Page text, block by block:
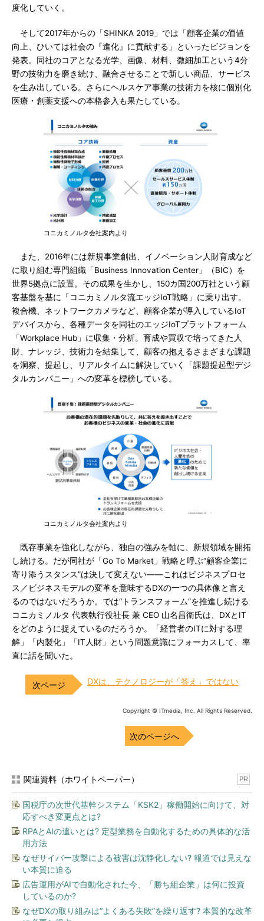
度化していく。
そして2017年からの「SHINKA 2019」では「顧客企業の価値
向上、ひいては社会の『進化』に貢献する」といったビジョンを
発表。同社のコアとなる光学、画像、材料、微細加工という4分
野の技術力を磨き続け、融合させることで新しい商品、サービス
を生み出している。さらにヘルスケア事業の技術力を核に個別化
医療・創薬支援への本格参入も果たしている。
コニカミノルタ会社案内より
また、2016年には新規事業創出、イノベーション人財育成など
に取り組む専門組織「Business Innovation Center」（BIC）を
世界5拠点に設置。その成果を生かし、150カ国200万社という顧
客基盤を基に「コニカミノルタ流エッジIoT戦略」に乗り出す。
複合機、ネットワークカメラなど、顧客企業が導入しているIoT
デバイスから、各種データを同社のエッジIoTプラットフォーム
「Workplace Hub」に収集・分析。育成や買収で培ってきた人
財、ナレッジ、技術力を結集して、顧客の抱えるさまざまな課題
を洞察、提起し、リアルタイムに解決していく「課題提起型デジ
タルカンパニー」への変革を標榜している。
コニカミノルタ会社案内より
既存事業を強化しながら、独自の強みを軸に、新規領域を開拓
し続ける。だが同社が「Go To Market」戦略と呼ぶ“顧客企業に
寄り添うスタンス”は決して変えない――これはビジネスプロセ
ス／ビジネスモデルの変革を意味するDXの一つの具体像と言え
るのではないだろうか。では“トランスフォーム”を推進し続ける
コニカミノルタ 代表執行役社長 兼 CEO 山名昌衛氏は、DXとIT
をどのように捉えているのだろうか。「経営者のITに対する理
解」「内製化」「IT人財」という問題意識にフォーカスして、率
直に話を聞いた。
DXは、テクノロジーが「答え」ではない
Copyright © ITmedia, Inc. All Rights Reserved.
次のページへ
関連資料（ホワイトペーパー） PR
国税庁の次世代基幹システム「KSK2」稼働開始に向けて、対
応すべき変更点とは?
RPAとAIの違いとは? 定型業務を自動化するための具体的な活
用方法
なぜサイバー攻撃による被害は沈静化しない? 報道では見えな
い本質に迫る
広告運用がAIで自動化された今、「勝ち組企業」は何に投資
しているのか?
なぜDXの取り組みは“よくある失敗”を繰り返す? 本質的な改革